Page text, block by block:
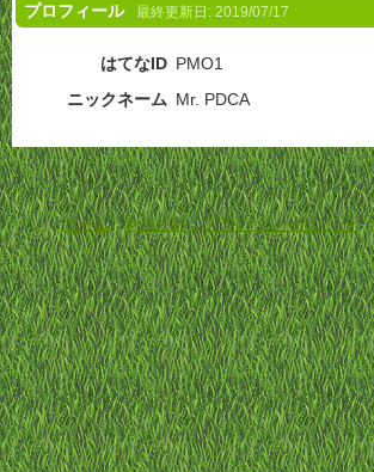
プロフィール 最終更新日: 2019/07/17
はてなID PMO1
ニックネーム Mr. PDCA
ホーム-利用規約-プライバシーポリシー-